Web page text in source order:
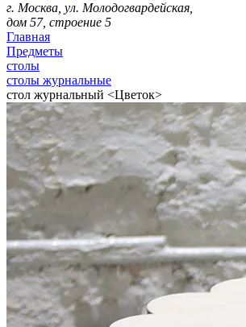
г. Москва, ул. Молодогвардейская,
дом 57, строение 5
Главная
Предметы
столы
столы журнальные
стол журнальный <Цветок>